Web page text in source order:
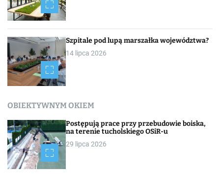
Szpitale pod lupą marszałka województwa?
14 lipca 2026
OBIEKTYWNYM OKIEM
Postępują prace przy przebudowie boiska,
na terenie tucholskiego OSiR-u
29 lipca 2026